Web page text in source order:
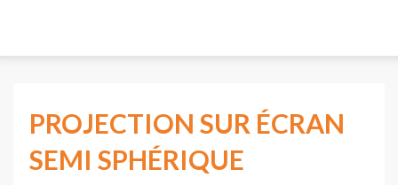
PROJECTION SUR ÉCRAN
SEMI SPHÉRIQUE